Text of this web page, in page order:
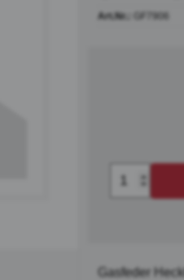
Art.Nr.: GF7906
Gasfeder